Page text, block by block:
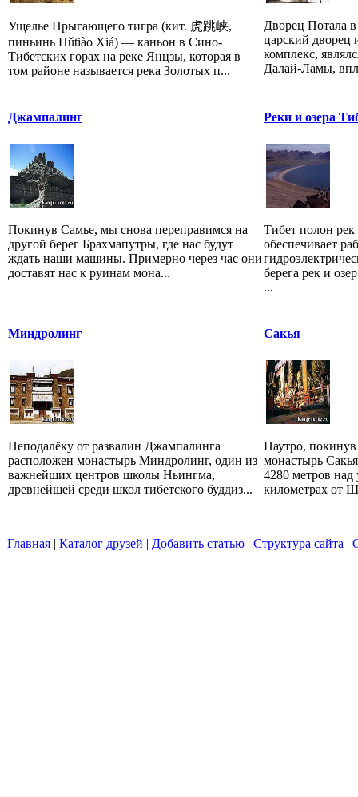
Ущелье Прыгающего тигра (кит. 虎跳峡,
пиньинь Hǔtiào Xiá) — каньон в Сино-
Тибетских горах на реке Янцзы, которая в
том районе называется река Золотых п...
Дворец Потала
царский дворец
комплекс,
Далай-Ламы,
Джампалинг
Покинув Самье, мы снова переправимся на
другой берег Брахмапутры, где нас будут
ждать наши машины. Примерно через час они
доставят нас к руинам мона...
Реки и озера
Тибет полон рек
обеспечивает
берега рек и
...
Миндролинг
Неподалёку от развалин Джампалинга
расположен монастырь Миндролинг, один из
важнейших центров школы Ньингма,
древнейшей среди школ тибетского буддиз...
Сакья
Наутро,
монастырь
4280 метров
километрах от
Главная | Каталог друзей | Добавить статью | Структура сайта |